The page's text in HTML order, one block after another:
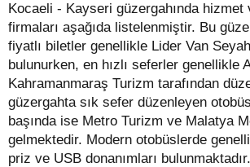
Kocaeli - Kayseri güzergahında hizmet veren otobüs
firmaları aşağıda listelenmiştir. Bu
fiyatlı biletler genellikle Lider Van
bulunurken, en hızlı seferler genellikle
Kahramanmaraş Turizm tarafından
güzergahta sık sefer düzenleyen
başında ise Metro Turizm ve Malatya
gelmektedir. Modern otobüslerde
priz ve USB donanımları